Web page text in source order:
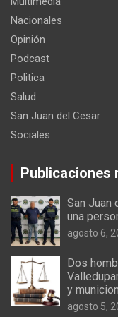
Nacionales
Opinión
Podcast
Politica
Salud
San Juan del Cesar
Sociales
Publicaciones
San Juan
una
agosto 6,
Dos
y
agosto 5,